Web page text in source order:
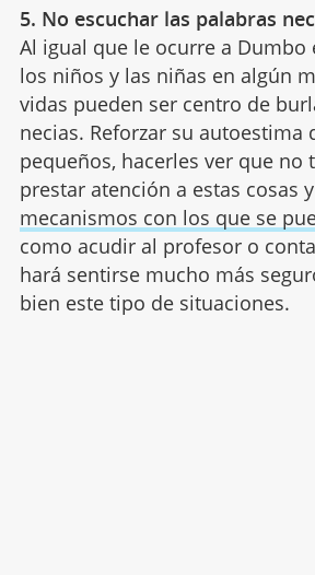
5. No escuchar las palabras
Al igual que le ocurre a Dumbo
los niños y las niñas en algún
vidas pueden ser centro de
necias. Reforzar su autoestima
pequeños, hacerles ver que no
prestar atención a estas cosas
mecanismos con los que se
como acudir al profesor o
hará sentirse mucho más
bien este tipo de situaciones.